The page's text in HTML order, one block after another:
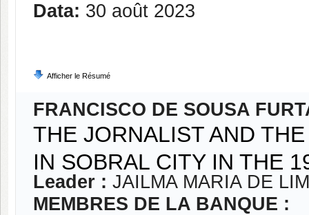
Data: 30 août 2023
Afficher le Résumé
FRANCISCO DE SOUSA
THE JORNALIST AND
IN SOBRAL CITY IN THE
Leader : JAILMA MARIA DE
MEMBRES DE LA BANQUE :